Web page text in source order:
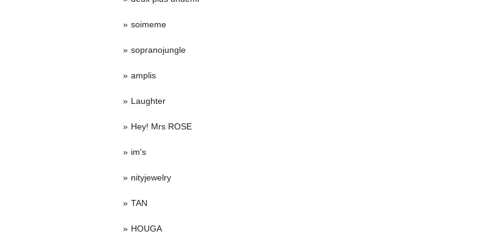
soimeme
sopranojungle
amplis
Laughter
Hey! Mrs ROSE
im's
nityjewelry
TAN
HOUGA